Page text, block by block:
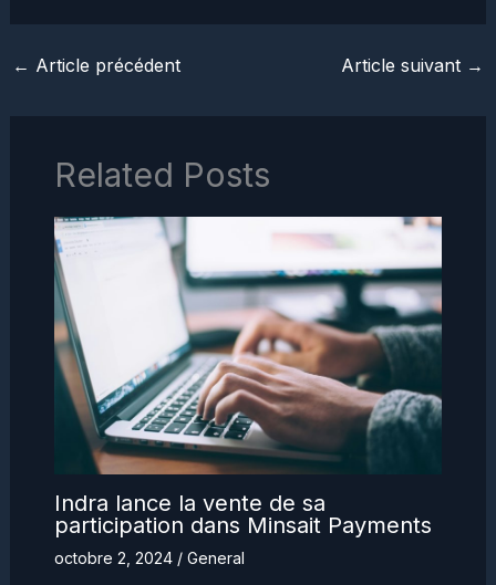
← Article précédent Article suivant →
Related Posts
Indra lance la vente de sa
participation dans Minsait Payments
octobre 2, 2024 / General